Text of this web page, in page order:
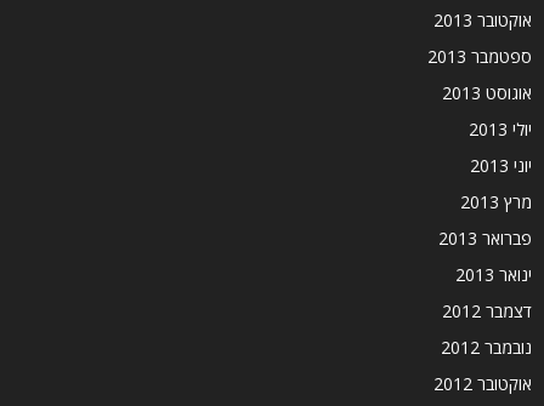
אוקטובר 2013
ספטמבר 2013
אוגוסט 2013
יולי 2013
יוני 2013
מרץ 2013
פברואר 2013
ינואר 2013
דצמבר 2012
נובמבר 2012
אוקטובר 2012